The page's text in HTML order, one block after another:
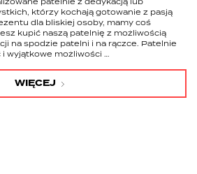
którzy kochają gotowanie z pasją
dla bliskiej osoby, mamy coś
kupić naszą patelnię z możliwością
na spodzie patelni i na rączce. Patelnie
i wyjątkowe możliwości …
WIĘCEJ